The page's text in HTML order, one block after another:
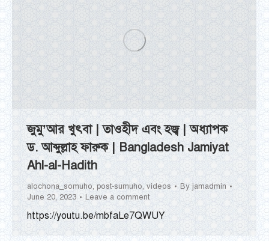
জুমু’আর খুৎবা | তাওহীদ এবং হজ্ব | অধ্যাপক
ড. আব্দুল্লাহ ফারুক | Bangladesh Jamiyat
Ahl-al-Hadith
alochona_somuho, post-sumuho, videos By jamadmin
June 20, 2023
Leave a comment
https://youtu.be/mbfaLe7QWUY